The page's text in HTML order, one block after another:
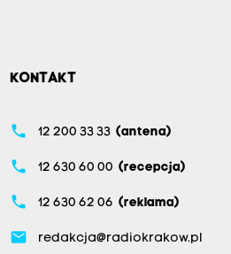
KONTAKT
phone 12 200 33 33 (antena)
phone 12 630 60 00 (recepcja)
phone 12 630 62 06 (reklama)
email redakcja@radiokrakow.pl